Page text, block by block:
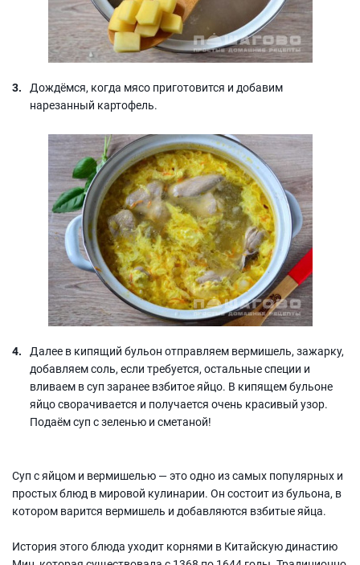
Дождёмся, когда мясо приготовится и добавим
нарезанный картофель.
Далее в кипящий бульон отправляем вермишель, зажарку,
добавляем соль, если требуется, остальные специи и
вливаем в суп заранее взбитое яйцо. В кипящем бульоне
яйцо сворачивается и получается очень красивый узор.
Подаём суп с зеленью и сметаной!
Суп с яйцом и вермишелью — это одно из самых популярных и
простых блюд в мировой кулинарии. Он состоит из бульона, в
котором варится вермишель и добавляются взбитые яйца.
История этого блюда уходит корнями в Китайскую династию